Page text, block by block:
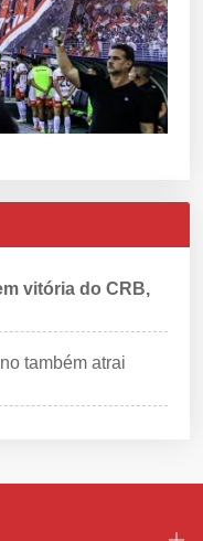
vitória do CRB,
também atrai